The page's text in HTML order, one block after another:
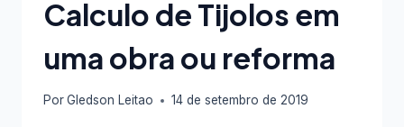
DE
(APORTE)
Calculo de Tijolos em
uma obra ou reforma
PorGledson Leitao 14 de setembro de 2019